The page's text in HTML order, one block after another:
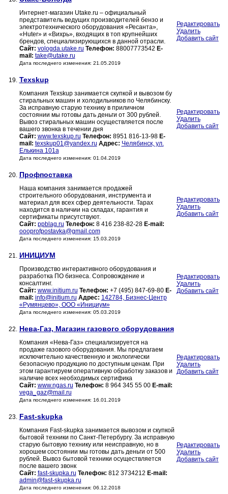
Интернет-магазин Utake.ru – официальный
представитель ведущих производителей бензо и
электротехнического оборудования «Ресанта»,
«Huter» и «Вихрь», входящих в топ крупнейших
брендов, специализирующихся в данной отрасли.
Сайт: vologda.utake.ru Телефон: 88007773542 E-
mail: take@utake.ru
Дата последнего изменения: 21.05.2019
Редактировать
Удалить
Добавить сайт
19. Texskup
Компания Texskup занимается скупкой и вывозом бу
стиральных машин и холодильников по Челябинску.
За исправную старую технику в приличном
состоянии мы готовы дать деньги от 300 рублей.
Вывоз стиральных машин осуществляется после
вашего звонка в течении дня
Сайт: www.texskup.ru Телефон: 8951 816-13-98 E-
mail: texskup01@yandex.ru Адрес: Челябинск, ул.
Елькина 101а
Дата последнего изменения: 01.04.2019
Редактировать
Удалить
Добавить сайт
20. Профпоставка
Наша компания занимается продажей
строительного оборудования, инструмента и
материал для всех сфер деятельности. Тарах
находится в наличии на складах, гарантия и
сертификаты присутствуют.
Сайт: ppblag.ru Телефон: 8 416 238-82-28 E-mail:
oooprofpostavka@gmail.com
Дата последнего изменения: 15.03.2019
Редактировать
Удалить
Добавить сайт
21. ИНИЦИУМ
Производство интерактивного оборудования и
разработка ПО бизнеса. Сопровождение и
консалтинг.
Сайт: www.initium.ru Телефон: +7 (495) 847-69-80 E-
mail: info@initium.ru Адрес: 142784, Бизнес-Центр
«Румянцево», ООО «Инициум»
Дата последнего изменения: 05.03.2019
Редактировать
Удалить
Добавить сайт
22. Нева-Газ, Магазин газового оборудования
Компания «Нева-Газ» специализируется на
продаже газового оборудования. Мы предлагаем
исключительно качественную и экологически
безопасную продукцию по доступным ценам. При
этом гарантируем оперативную обработку заказов и
наличие всех необходимых сертифика
Сайт: www.ngas.ru Телефон: 8 964 345 55 00 E-mail:
vega_gaz@mail.ru
Дата последнего изменения: 16.01.2019
Редактировать
Удалить
Добавить сайт
23. Fast-skupka
Компания Fast-skupka занимается вывозом и скупкой
бытовой техники по Санкт-Петербургу. За исправную
старую бытовую технику или неисправную, но в
хорошем состоянии мы готовы дать деньги от 500
рублей. Вывоз бытовой техники осуществляется
после вашего звонк
Сайт: fast-skupka.ru Телефон: 812 3734212 E-mail:
admin@fast-skupka.ru
Дата последнего изменения: 06.12.2018
Редактировать
Удалить
Добавить сайт